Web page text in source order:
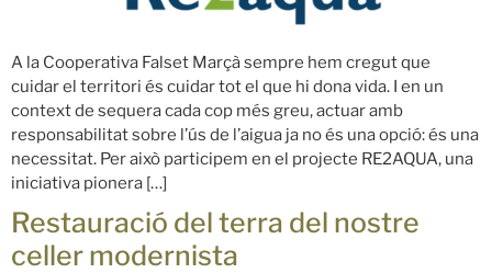
A la Cooperativa Falset Marçà sempre hem cregut que
cuidar el territori és cuidar tot el que hi dona vida. I en un
context de sequera cada cop més greu, actuar amb
responsabilitat sobre l’ús de l’aigua ja no és una opció: és una
necessitat. Per això participem en el projecte RE2AQUA, una
iniciativa pionera […]
Restauració del terra del nostre
celler modernista